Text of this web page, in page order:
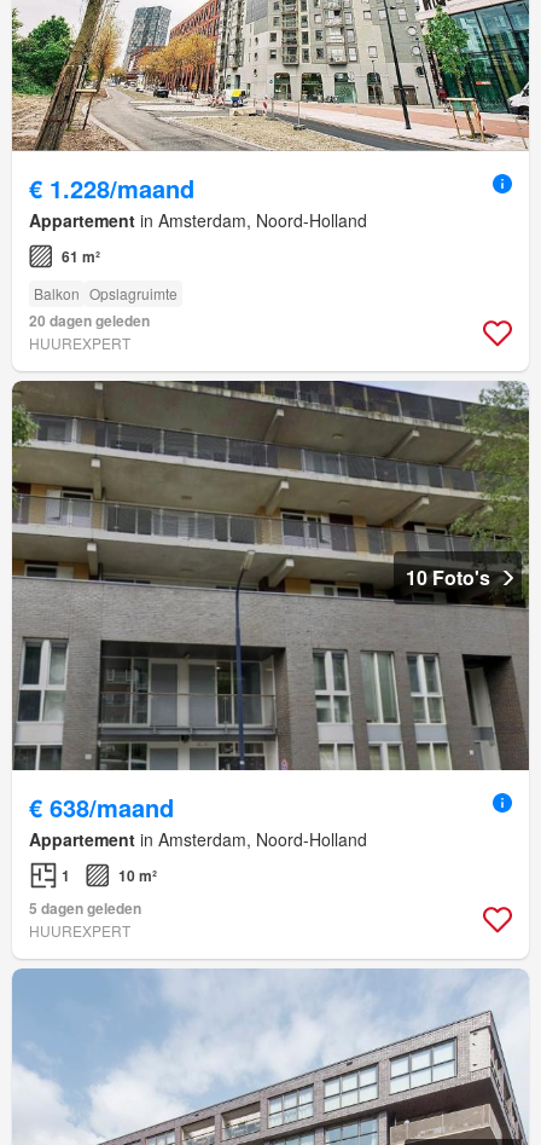
€ 1.228/maand
Appartement in Amsterdam, Noord-Holland
61 m²
Balkon Opslagruimte
20 dagen geleden
HUUREXPERT
10 Foto's
€ 638/maand
Appartement in Amsterdam, Noord-Holland
1
10 m²
5 dagen geleden
HUUREXPERT